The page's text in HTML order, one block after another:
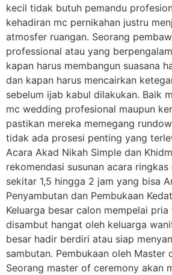
kecil tidak butuh pemandu
kehadiran mc pernikahan justru
atmosfer ruangan. Seorang
professional atau yang
kapan harus membangun suasana
dan kapan harus mencairkan
sebelum ijab kabul dilakukan. Baik
mc wedding profesional maupun
pastikan mereka memegang
tidak ada prosesi penting yang
Acara Akad Nikah Simple dan
rekomendasi susunan acara
sekitar 1,5 hingga 2 jam yang bisa
Penyambutan dan Pembukaan
Keluarga besar calon mempelai
disambut hangat oleh keluarga
besar hadir berdiri atau siap
sambutan. Pembukaan oleh Master
Seorang master of ceremony akan